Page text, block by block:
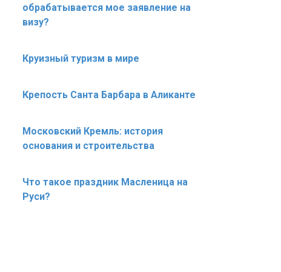
обрабатывается мое заявление на
визу?
Круизный туризм в мире
Крепость Санта Барбара в Аликанте
Московский Кремль: история
основания и строительства
Что такое праздник Масленица на
Руси?